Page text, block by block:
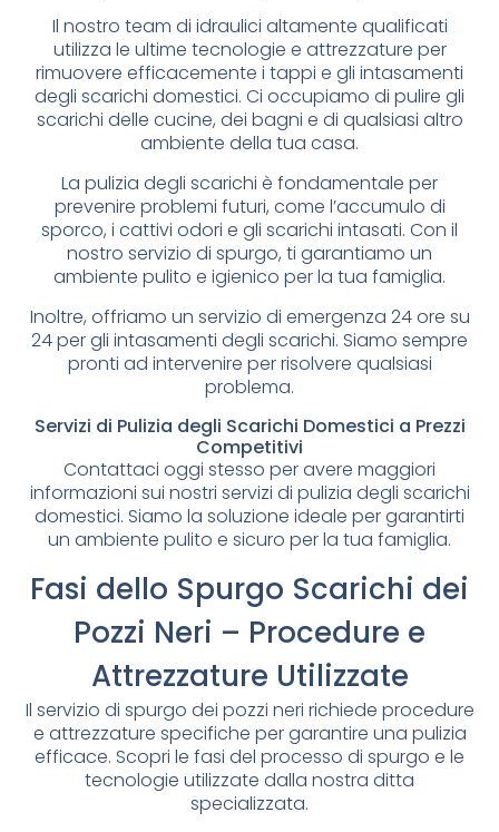
Il nostro team di idraulici altamente qualificati
utilizza le ultime tecnologie e attrezzature per
rimuovere efficacemente i tappi e gli intasamenti
degli scarichi domestici. Ci occupiamo di pulire gli
scarichi delle cucine, dei bagni e di qualsiasi altro
ambiente della tua casa.
La pulizia degli scarichi è fondamentale per
prevenire problemi futuri, come l’accumulo di
sporco, i cattivi odori e gli scarichi intasati. Con il
nostro servizio di spurgo, ti garantiamo un
ambiente pulito e igienico per la tua famiglia.
Inoltre, offriamo un servizio di emergenza 24 ore su
24 per gli intasamenti degli scarichi. Siamo sempre
pronti ad intervenire per risolvere qualsiasi
problema.
Servizi di Pulizia degli Scarichi Domestici a Prezzi
Competitivi
Contattaci oggi stesso per avere maggiori
informazioni sui nostri servizi di pulizia degli scarichi
domestici. Siamo la soluzione ideale per garantirti
un ambiente pulito e sicuro per la tua famiglia.
Fasi dello Spurgo Scarichi dei
Pozzi Neri – Procedure e
Attrezzature Utilizzate
Il servizio di spurgo dei pozzi neri richiede procedure
e attrezzature specifiche per garantire una pulizia
efficace. Scopri le fasi del processo di spurgo e le
tecnologie utilizzate dalla nostra ditta
specializzata.